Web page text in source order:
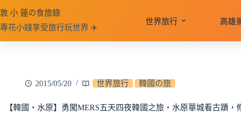
至
主
要
敦 小 蓮の食旅錄
專花小錢享受旅行玩世界 ✈️
世界旅行 高雄
2015/05/20 世界旅行 韓國の旅
【韓國‧水原】勇闖MERS五天四夜韓國之旅‧水原華城看古蹟，